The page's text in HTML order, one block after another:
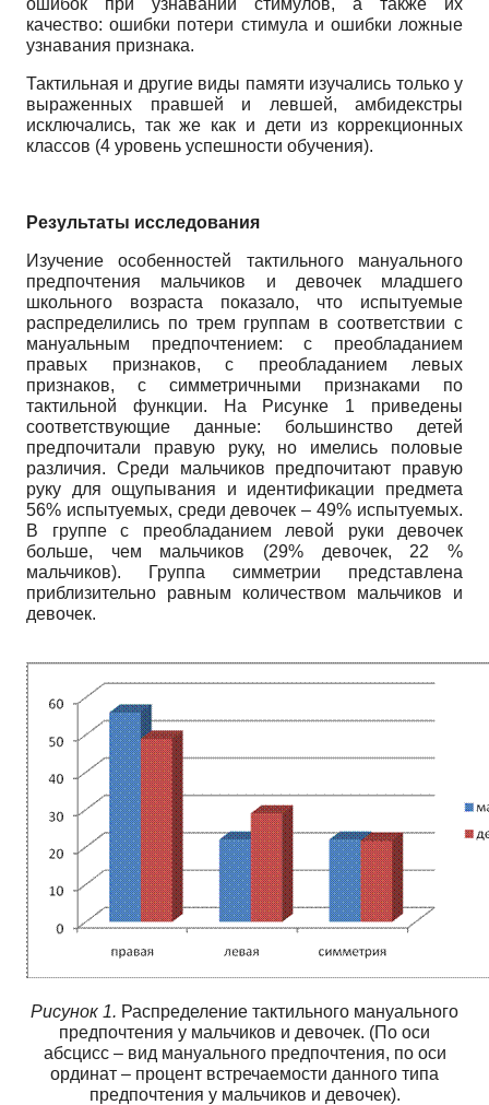
ошибок при узнавании стимулов, а также их
качество: ошибки потери стимула и ошибки ложные
узнавания признака.
Тактильная и другие виды памяти изучались только у
выраженных правшей и левшей, амбидекстры
исключались, так же как и дети из коррекционных
классов (4 уровень успешности обучения).
Результаты исследования
Изучение особенностей тактильного мануального
предпочтения мальчиков и девочек младшего
школьного возраста показало, что испытуемые
распределились по трем группам в соответствии с
мануальным предпочтением: с преобладанием
правых признаков, с преобладанием левых
признаков, с симметричными признаками по
тактильной функции. На Рисунке 1 приведены
соответствующие данные: большинство детей
предпочитали правую руку, но имелись половые
различия. Среди мальчиков предпочитают правую
руку для ощупывания и идентификации предмета
56% испытуемых, среди девочек – 49% испытуемых.
В группе с преобладанием левой руки девочек
больше, чем мальчиков (29% девочек, 22 %
мальчиков). Группа симметрии представлена
приблизительно равным количеством мальчиков и
девочек.
Рисунок 1. Распределение тактильного мануального
предпочтения у мальчиков и девочек. (По оси
абсцисс – вид мануального предпочтения, по оси
ординат – процент встречаемости данного типа
предпочтения у мальчиков и девочек).